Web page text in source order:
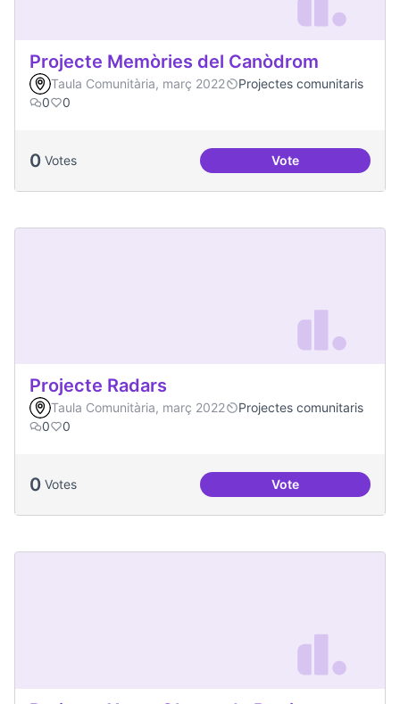
Projecte Memòries del Canòdrom
Taula Comunitària, març 2022
Projectes comunitaris
0
0
0 Votes VoteProjecte
Projecte Radars
Taula Comunitària, març 2022
Projectes comunitaris
0
0
0 Votes VoteProjecte Radars